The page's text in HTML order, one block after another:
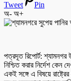
Tweet
Pin
অ- অ+
পত্রদূত রিপোর্ট: শ্যামনগর
নিশ্চিত করার নির্দেশ কেন
একই সঙ্গে এ বিষয়ে